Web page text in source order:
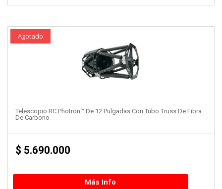
Agotado
Telescopio RC Photron™ De 12 Pulgadas Con Tubo Truss De Fibra
De Carbono
$ 5.690.000
Más Info